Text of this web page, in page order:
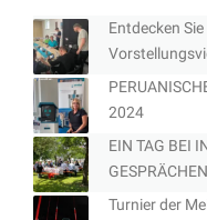
Entdecken
2024
EIN TAG BEI
Turnier der